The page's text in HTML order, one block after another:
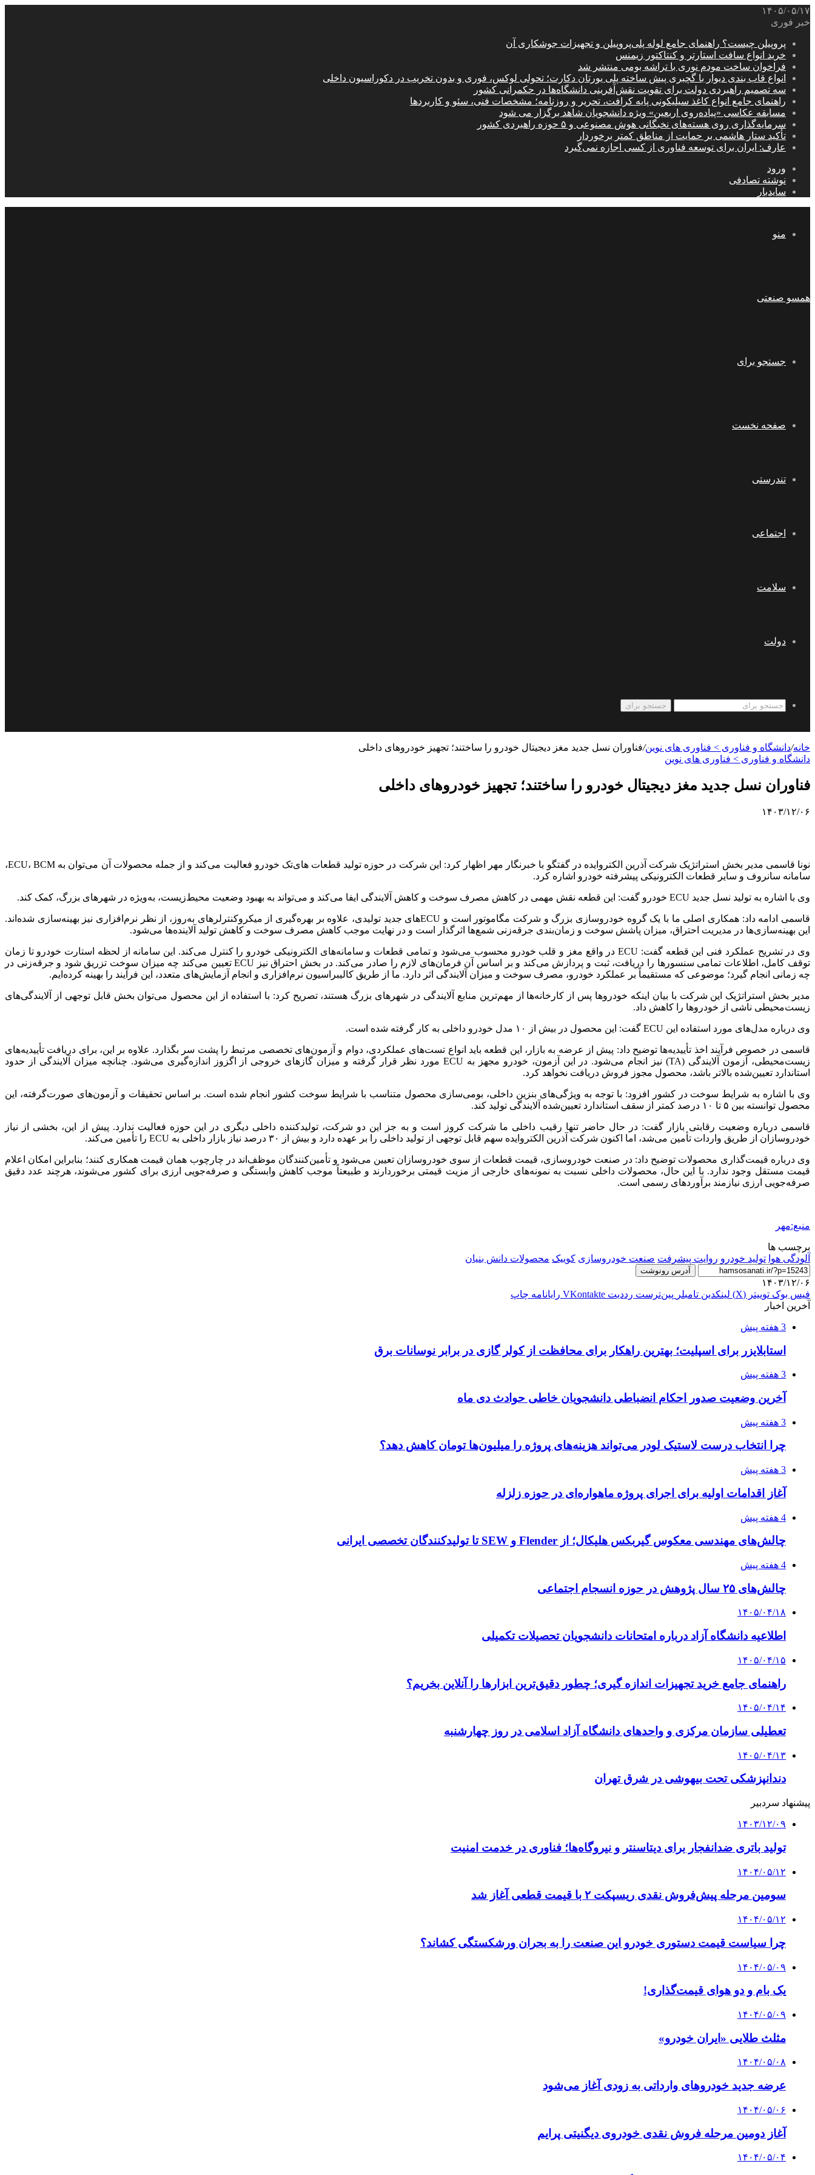
۱۴۰۵/۰۵/۱۷
خبر فوری
پروپیلن چیست؟ راهنمای جامع لوله پلی‌پروپیلن و تجهیزات جوشکاری آن
خرید انواع سافت استارتر و کنتاکتور زیمنس
فراخوان ساخت مودم نوری با تراشه بومی منتشر شد
انواع قاب بندی دیوار با گچبری پیش ساخته پلی یورتان دکارت؛ تحولی لوکس، فوری و بدون تخریب در دکوراسیون داخلی
سه تصمیم راهبردی دولت برای تقویت نقش‌آفرینی دانشگاه‌ها در حکمرانی کشور
راهنمای جامع انواع کاغذ سیلیکونی پایه کرافت، تحریر و روزنامه؛ مشخصات فنی، سئو و کاربردها
مسابقه عکاسی «پیاده‌روی اربعین» ویژه دانشجویان شاهد برگزار می شود
سرمایه‌گذاری روی هسته‌های نخبگانی هوش مصنوعی و ۵ حوزه راهبردی کشور
تأکید ستار هاشمی بر حمایت از مناطق کمتر برخوردار
عارف: ایران برای توسعه فناوری از کسی اجازه نمی‌گیرد
ورود
نوشته تصادفی
سایدبار
منو
همسو صنعتی
جستجو برای
صفحه نخست
تندرستی
اجتماعی
سلامت
دولت
جستجو برای
خانه/دانشگاه و فناوری > فناوری های نوین/فناوران نسل جدید مغز دیجیتال خودرو را ساختند؛ تجهیز خودروهای داخلی
دانشگاه و فناوری > فناوری های نوین
فناوران نسل جدید مغز دیجیتال خودرو را ساختند؛ تجهیز خودروهای داخلی
۱۴۰۳/۱۲/۰۶
نونا قاسمی مدیر بخش استراتژیک شرکت آذرین الکتروایده در گفتگو با خبرنگار مهر اظهار کرد: این شرکت در حوزه تولید قطعات های‌تک خودرو فعالیت می‌کند و از جمله محصولات آن می‌توان به ECU، BCM،
سامانه سانروف و سایر قطعات الکترونیکی پیشرفته خودرو اشاره کرد.
وی با اشاره به تولید نسل جدید ECU خودرو گفت: این قطعه‌ نقش مهمی در کاهش مصرف سوخت و کاهش آلایندگی ایفا می‌کند و می‌تواند به بهبود وضعیت محیط‌زیست، به‌ویژه در شهرهای بزرگ، کمک کند.
قاسمی ادامه داد: همکاری اصلی ما با یک گروه خودروسازی بزرگ و شرکت مگاموتور است و ECUهای جدید تولیدی، علاوه بر بهره‌گیری از میکروکنترلرهای به‌روز، از نظر نرم‌افزاری نیز بهینه‌سازی شده‌اند.
این بهینه‌سازی‌ها در مدیریت احتراق، میزان پاشش سوخت و زمان‌بندی جرقه‌زنی شمع‌ها اثرگذار است و در نهایت موجب کاهش مصرف سوخت و کاهش تولید آلاینده‌ها می‌شود.
وی در تشریح عملکرد فنی این قطعه گفت: ECU در واقع مغز و قلب خودرو محسوب می‌شود و تمامی قطعات و سامانه‌های الکترونیکی خودرو را کنترل می‌کند. این سامانه از لحظه استارت خودرو تا زمان
توقف کامل، اطلاعات تمامی سنسورها را دریافت، ثبت و پردازش می‌کند و بر اساس آن فرمان‌های لازم را صادر می‌کند. در بخش احتراق نیز ECU تعیین می‌کند چه میزان سوخت تزریق شود و جرقه‌زنی در
چه زمانی انجام گیرد؛ موضوعی که مستقیماً بر عملکرد خودرو، مصرف سوخت و میزان آلایندگی اثر دارد. ما از طریق کالیبراسیون نرم‌افزاری و انجام آزمایش‌های متعدد، این فرآیند را بهینه کرده‌ایم.
مدیر بخش استراتژیک این شرکت با بیان اینکه خودروها پس از کارخانه‌ها از مهم‌ترین منابع آلایندگی در شهرهای بزرگ هستند، تصریح کرد: با استفاده از این محصول می‌توان بخش قابل توجهی از آلایندگی‌های
زیست‌محیطی ناشی از خودروها را کاهش داد.
وی درباره مدل‌های مورد استفاده این ECU گفت: این محصول در بیش از ۱۰ مدل خودرو داخلی به کار گرفته شده است.
قاسمی در خصوص فرآیند اخذ تأییدیه‌ها توضیح داد: پیش از عرضه به بازار، این قطعه باید انواع تست‌های عملکردی، دوام و آزمون‌های تخصصی مرتبط را پشت سر بگذارد. علاوه بر این، برای دریافت تأییدیه‌های
زیست‌محیطی، آزمون آلایندگی (TA) نیز انجام می‌شود. در این آزمون، خودرو مجهز به ECU مورد نظر قرار گرفته و میزان گازهای خروجی از اگزوز اندازه‌گیری می‌شود. چنانچه میزان آلایندگی از حدود
استاندارد تعیین‌شده بالاتر باشد، محصول مجوز فروش دریافت نخواهد کرد.
وی با اشاره به شرایط سوخت در کشور افزود: با توجه به ویژگی‌های بنزین داخلی، بومی‌سازی محصول متناسب با شرایط سوخت کشور انجام شده است. بر اساس تحقیقات و آزمون‌های صورت‌گرفته، این
محصول توانسته بین ۵ تا ۱۰ درصد کمتر از سقف استاندارد تعیین‌شده آلایندگی تولید کند.
قاسمی درباره وضعیت رقابتی بازار گفت: در حال حاضر تنها رقیب داخلی ما شرکت کروز است و به جز این دو شرکت، تولیدکننده داخلی دیگری در این حوزه فعالیت ندارد. پیش از این، بخشی از نیاز
خودروسازان از طریق واردات تأمین می‌شد، اما اکنون شرکت آذرین الکتروایده سهم قابل توجهی از تولید داخلی را بر عهده دارد و بیش از ۳۰ درصد نیاز بازار داخلی به ECU را تأمین می‌کند.
وی درباره قیمت‌گذاری محصولات توضیح داد: در صنعت خودروسازی، قیمت قطعات از سوی خودروسازان تعیین می‌شود و تأمین‌کنندگان موظف‌اند در چارچوب همان قیمت همکاری کنند؛ بنابراین امکان اعلام
قیمت مستقل وجود ندارد. با این حال، محصولات داخلی نسبت به نمونه‌های خارجی از مزیت قیمتی برخوردارند و طبیعتاً موجب کاهش وابستگی و صرفه‌جویی ارزی برای کشور می‌شوند، هرچند عدد دقیق
صرفه‌جویی ارزی نیازمند برآوردهای رسمی است.
منبع:مهر
برچسب ها
آلودگی هوا تولید خودرو روایت پیشرفت صنعت خودروسازی کوییک محصولات دانش بنیان
آدرس رونوشت
۱۴۰۳/۱۲/۰۶
فیس بوک توییتر (X) لینکدین ‫تامبلر ‫پین‌ترست ‫رددیت ‫VKontakte رایانامه چاپ
آخرین اخبار
3 هفته پیش
استابلایزر برای اسپلیت؛ بهترین راهکار برای محافظت از کولر گازی در برابر نوسانات برق
3 هفته پیش
آخرین وضعیت صدور احکام انضباطی دانشجویان خاطی حوادث دی ماه
3 هفته پیش
چرا انتخاب درست لاستیک لودر می‌تواند هزینه‌های پروژه را میلیون‌ها تومان کاهش دهد؟
3 هفته پیش
آغاز اقدامات اولیه برای اجرای پروژه ماهواره‌ای در حوزه زلزله
4 هفته پیش
چالش‌های مهندسی معکوس گیربکس هلیکال؛ از Flender و SEW تا تولیدکنندگان تخصصی ایرانی
4 هفته پیش
چالش‌های ۲۵ سال پژوهش در حوزه انسجام اجتماعی
۱۴۰۵/۰۴/۱۸
اطلاعیه دانشگاه آزاد درباره امتحانات دانشجویان تحصیلات تکمیلی
۱۴۰۵/۰۴/۱۵
راهنمای جامع خرید تجهیزات اندازه گیری؛ چطور دقیق‌ترین ابزارها را آنلاین بخریم؟
۱۴۰۵/۰۴/۱۴
تعطیلی سازمان مرکزی و واحدهای دانشگاه آزاد اسلامی در روز چهارشنبه
۱۴۰۵/۰۴/۱۳
دندانپزشکی تحت بیهوشی در شرق تهران
پیشنهاد سردبیر
۱۴۰۳/۱۲/۰۹
تولید باتری ضدانفجار برای دیتاسنتر و نیروگاه‌ها؛ فناوری در خدمت امنیت
۱۴۰۴/۰۵/۱۲
سومین مرحله پیش‌فروش نقدی ریسپکت ۲ با قیمت قطعی آغاز شد
۱۴۰۴/۰۵/۱۲
چرا سیاست قیمت دستوری خودرو این صنعت را به بحران ورشکستگی کشاند؟
۱۴۰۴/۰۵/۰۹
یک بام و دو هوای قیمت‌گذاری!
۱۴۰۴/۰۵/۰۹
مثلث طلایی «ایران خودرو»
۱۴۰۴/۰۵/۰۸
عرضه جدید خودروهای وارداتی به زودی آغاز می‌شود
۱۴۰۴/۰۵/۰۶
آغاز دومین مرحله فروش نقدی خودروی دیگنیتی پرایم
۱۴۰۴/۰۵/۰۴